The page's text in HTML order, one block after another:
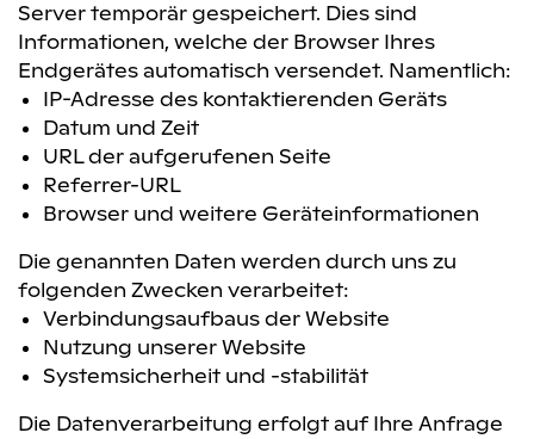
Server temporär gespeichert. Dies sind
Informationen, welche der Browser Ihres
Endgerätes automatisch versendet. Namentlich:
IP-Adresse des kontaktierenden Geräts
Datum und Zeit
URL der aufgerufenen Seite
Referrer-URL
Browser und weitere Geräteinformationen
Die genannten Daten werden durch uns zu
folgenden Zwecken verarbeitet:
Verbindungsaufbaus der Website
Nutzung unserer Website
Systemsicherheit und -stabilität
Die Datenverarbeitung erfolgt auf Ihre Anfrage